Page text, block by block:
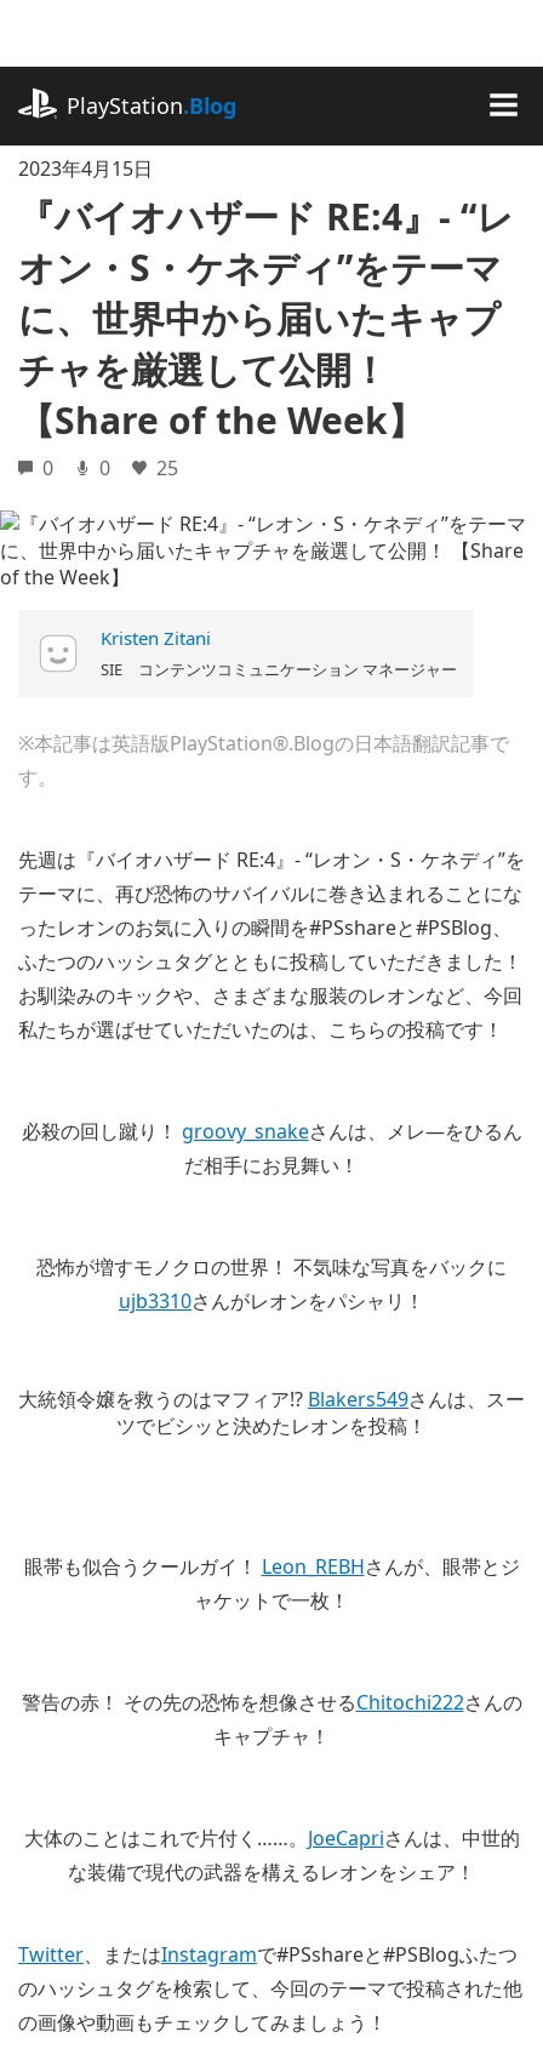
に
ッ
PlayStation.Blog
2023年4月15日
『バイオハザード RE:4』- “レ
オン・S・ケネディ”をテーマ
に、世界中から届いたキャプ
チャを厳選して公開！
【Share of the Week】
0 0 25
Kristen Zitani
SIE コンテンツコミュニケーション マネージャー
※本記事は英語版PlayStation®.Blogの日本語翻訳記事で
す。
先週は『バイオハザード RE:4』- “レオン・S・ケネディ”を
テーマに、再び恐怖のサバイバルに巻き込まれることにな
ったレオンのお気に入りの瞬間を#PSshareと#PSBlog、
ふたつのハッシュタグとともに投稿していただきました！
お馴染みのキックや、さまざまな服装のレオンなど、今回
私たちが選ばせていただいたのは、こちらの投稿です！
必殺の回し蹴り！ groovy_snakeさんは、メレ―をひるん
だ相手にお見舞い！
恐怖が増すモノクロの世界！ 不気味な写真をバックに
ujb3310さんがレオンをパシャリ！
大統領令嬢を救うのはマフィア!? Blakers549さんは、スー
ツでビシッと決めたレオンを投稿！
眼帯も似合うクールガイ！ Leon_REBHさんが、眼帯とジ
ャケットで一枚！
警告の赤！ その先の恐怖を想像させるChitochi222さんの
キャプチャ！
大体のことはこれで片付く……。 JoeCapriさんは、中世的
な装備で現代の武器を構えるレオンをシェア！
Twitter、またはInstagramで#PSshareと#PSBlogふたつ
のハッシュタグを検索して、今回のテーマで投稿された他
の画像や動画もチェックしてみましょう！